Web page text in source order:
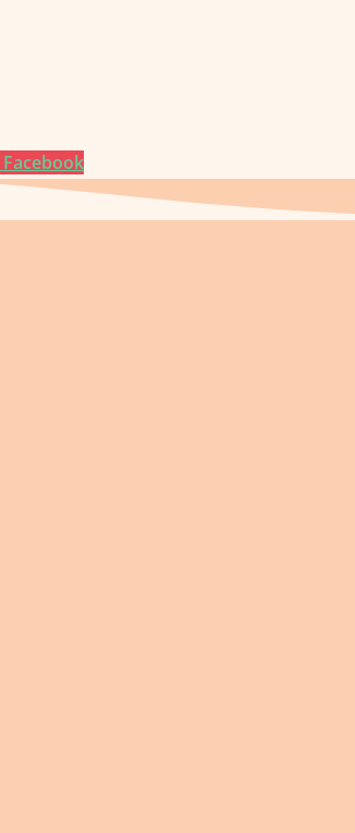
Facebook